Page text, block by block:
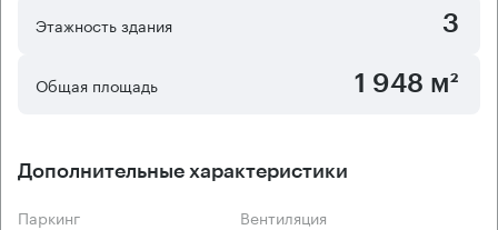
приточно-вытяжной вентиляции, а комфортный
системами кондиционирования. Планировка бизнес-
эффективной рабочей атмосферы.
Этажность здания 3
Общая площадь 1 948 м²
Дополнительные характеристики
Паркинг Вентиляция